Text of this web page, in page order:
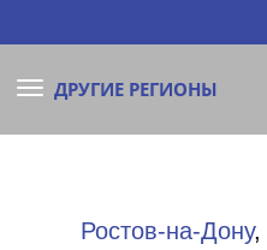
ДРУГИЕ РЕГИОНЫ
Ростов-на-Дону,